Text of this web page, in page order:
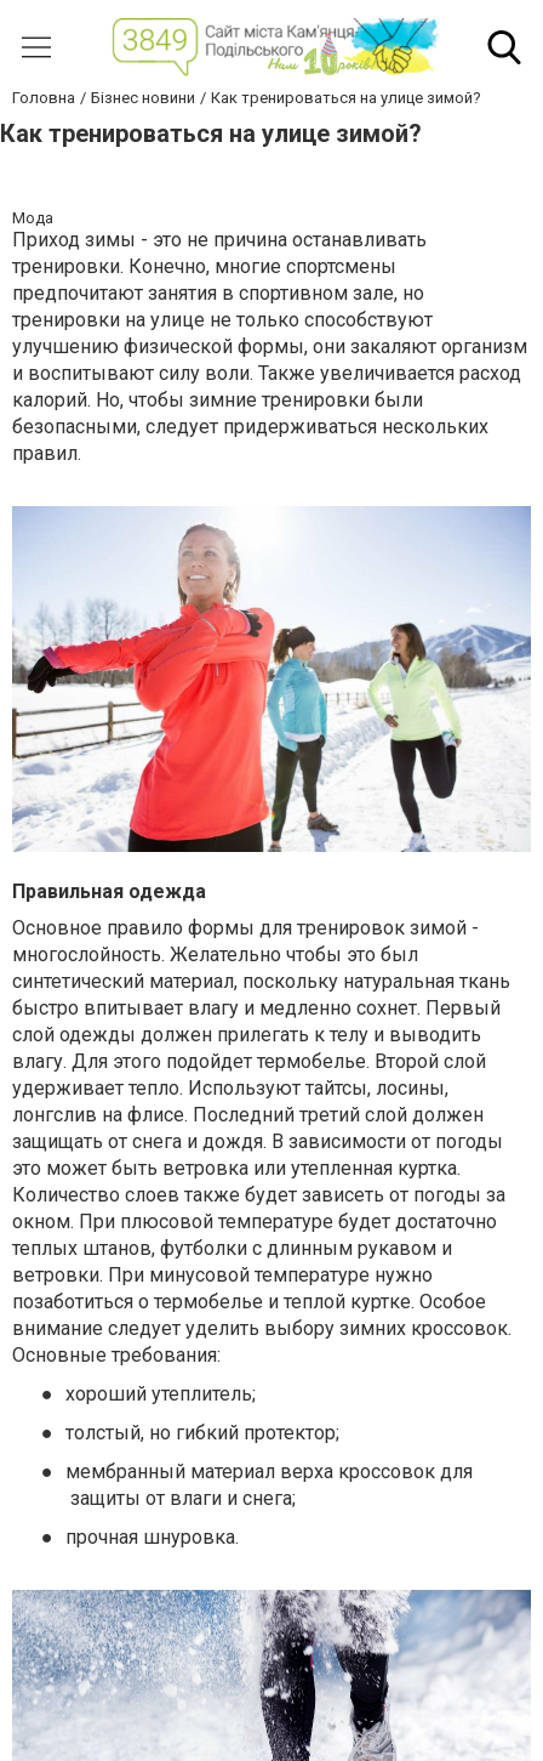
Головна Бізнес новини Как тренироваться на улице зимой?
Как тренироваться на улице зимой?
Мода
Приход зимы - это не причина останавливать
тренировки. Конечно, многие спортсмены
предпочитают занятия в спортивном зале, но
тренировки на улице не только способствуют
улучшению физической формы, они закаляют организм
и воспитывают силу воли. Также увеличивается расход
калорий. Но, чтобы зимние тренировки были
безопасными, следует придерживаться нескольких
правил.
Правильная одежда
Основное правило формы для тренировок зимой -
многослойность. Желательно чтобы это был
синтетический материал, поскольку натуральная ткань
быстро впитывает влагу и медленно сохнет. Первый
слой одежды должен прилегать к телу и выводить
влагу. Для этого подойдет термобелье. Второй слой
удерживает тепло. Используют тайтсы, лосины,
лонгслив на флисе. Последний третий слой должен
защищать от снега и дождя. В зависимости от погоды
это может быть ветровка или утепленная куртка.
Количество слоев также будет зависеть от погоды за
окном. При плюсовой температуре будет достаточно
теплых штанов, футболки с длинным рукавом и
ветровки. При минусовой температуре нужно
позаботиться о термобелье и теплой куртке. Особое
внимание следует уделить выбору зимних кроссовок.
Основные требования:
●
хороший утеплитель;
●
толстый, но гибкий протектор;
●
мембранный материал верха кроссовок для
защиты от влаги и снега;
●
прочная шнуровка.